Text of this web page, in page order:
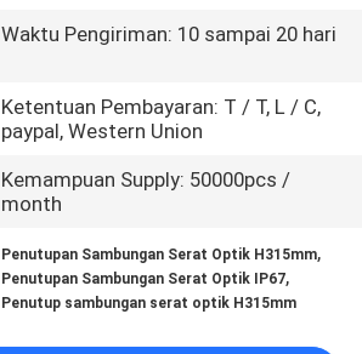
Waktu Pengiriman: 10 sampai 20 hari
Ketentuan Pembayaran: T / T, L / C,
paypal, Western Union
Kemampuan Supply: 50000pcs /
month
Penutupan Sambungan Serat Optik H315mm,
Penutupan Sambungan Serat Optik IP67,
Penutup sambungan serat optik H315mm